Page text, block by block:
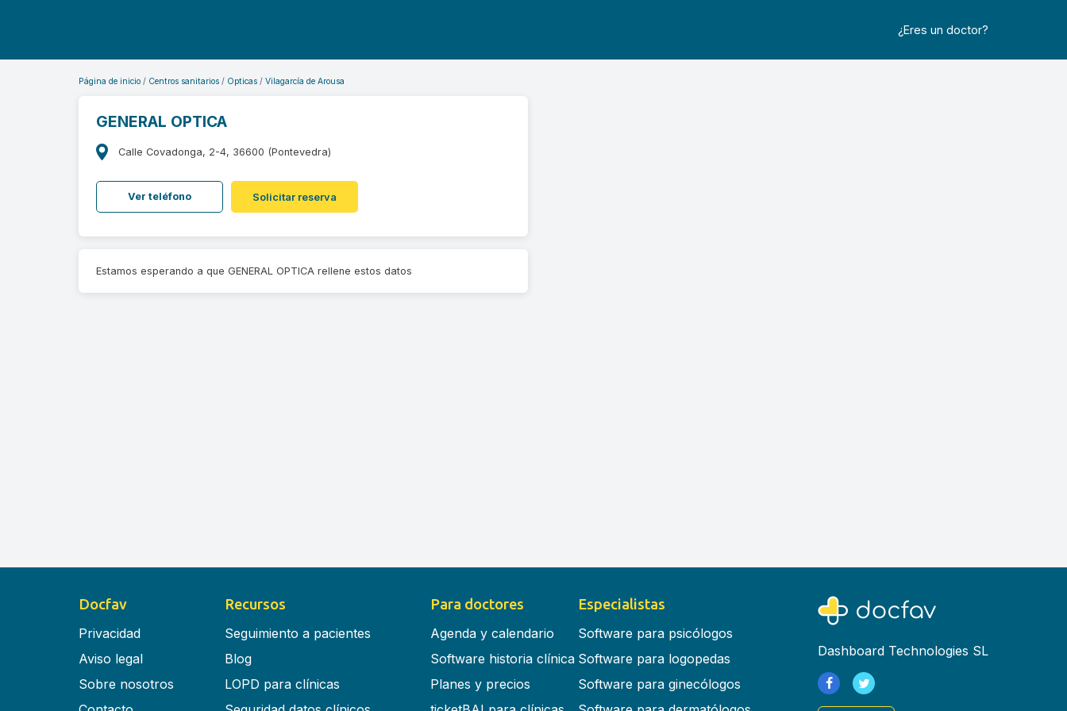
¿Eres un doctor?
Página de inicio Centros sanitarios Opticas Vilagarcía de Arousa
GENERAL OPTICA
Calle Covadonga, 2-4, 36600 (Pontevedra)
Ver teléfono Solicitar reserva
Estamos esperando a que GENERAL OPTICA rellene estos datos
Docfav
Privacidad
Aviso legal
Sobre nosotros
Recursos
Seguimiento a pacientes
Blog
LOPD para clínicas
Para doctores
Agenda y calendario
Software historia clínica
Planes y precios
Especialistas
Software para psicólogos
Software para logopedas
Software para ginecólogos
Dashboard Technologies SL